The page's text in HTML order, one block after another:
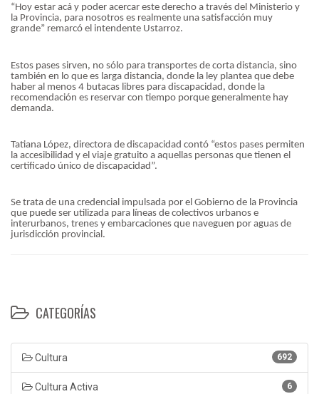
“Hoy estar acá y poder acercar este derecho a través del Ministerio y
la Provincia, para nosotros es realmente una satisfacción muy
grande” remarcó el intendente Ustarroz.
Estos pases sirven, no sólo para transportes de corta distancia, sino
también en lo que es larga distancia, donde la ley plantea que debe
haber al menos 4 butacas libres para discapacidad, donde la
recomendación es reservar con tiempo porque generalmente hay
demanda.
Tatiana López, directora de discapacidad contó “estos pases permiten
la accesibilidad y el viaje gratuito a aquellas personas que tienen el
certificado único de discapacidad”.
Se trata de una credencial impulsada por el Gobierno de la Provincia
que puede ser utilizada para líneas de colectivos urbanos e
interurbanos, trenes y embarcaciones que naveguen por aguas de
jurisdicción provincial.
CATEGORÍAS
692
Cultura
6
Cultura Activa